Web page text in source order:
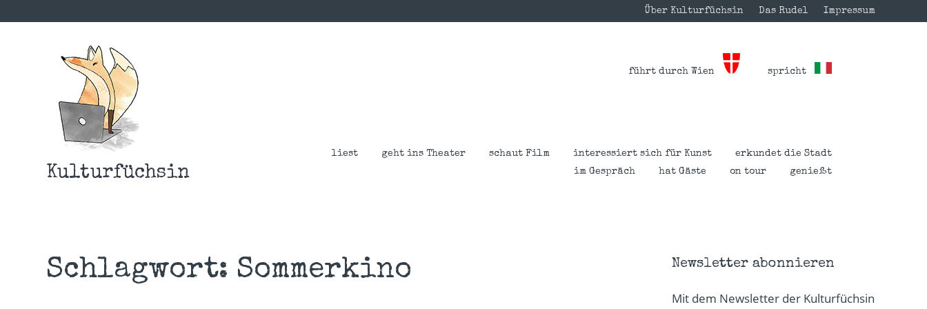
Über Kulturfüchsin Das Rudel Impressum
Kulturfüchsin
führt durch Wien spricht
liest geht ins Theater schaut Film interessiert sich für Kunst
erkundet die Stadt
im Gespräch
hat Gäste on tour genießt
Schlagwort: Sommerkino Newsletter abonnieren
Mit dem Newsletter der Kulturfüchsin